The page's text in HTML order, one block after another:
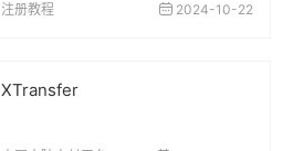
注册教程 2024-10-22
XTransfer